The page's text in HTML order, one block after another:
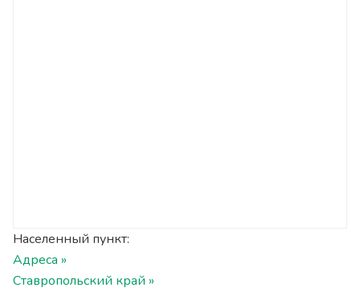
Населенный пункт:
Адреса »
Ставропольский край »